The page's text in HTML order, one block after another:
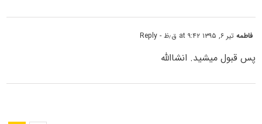
فاطمهتیر ۶, ۱۳۹۵ at ۹:۴۲ ق٫ظ - Reply
پس قبول میشید. انشاالله